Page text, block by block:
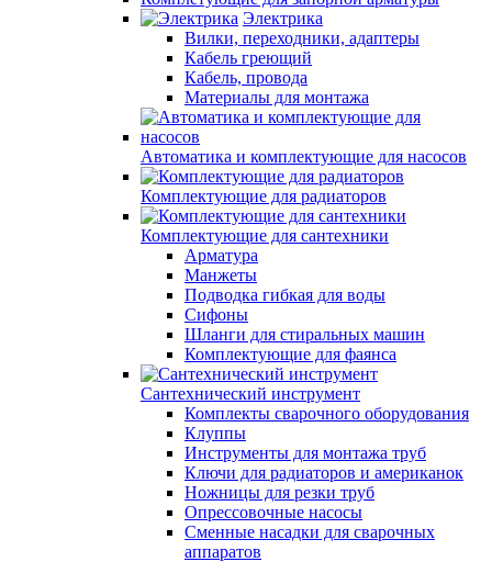
Электрика
Вилки, переходники, адаптеры
Кабель греющий
Кабель, провода
Материалы для монтажа
Автоматика и комплектующие для насосов
Комплектующие для радиаторов
Комплектующие для сантехники
Арматура
Манжеты
Подводка гибкая для воды
Сифоны
Шланги для стиральных машин
Комплектующие для фаянса
Сантехнический инструмент
Комплекты сварочного оборудования
Клуппы
Инструменты для монтажа труб
Ключи для радиаторов и американок
Ножницы для резки труб
Опрессовочные насосы
Сменные насадки для сварочных
аппаратов